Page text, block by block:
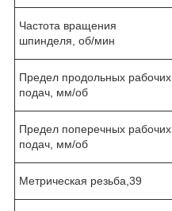
Частота вращения
шпинделя, об/мин
Предел продольных рабочих
подач, мм/об
Предел поперечных рабочих
подач, мм/об
Метрическая резьба,39